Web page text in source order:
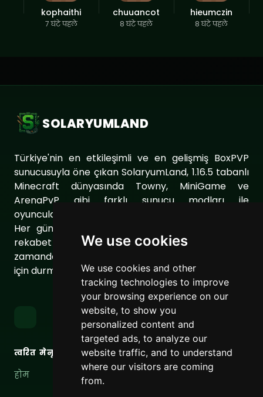
We use cookies
We use cookies and other
tracking technologies to improve
your browsing experience on our
website, to show you
personalized content and
targeted ads, to analyze our
website traffic, and to understand
where our visitors are coming
from.
kophaithi
7 घंटे पहले
chuuancot
8 घंटे पहले
hieumczin
8 घंटे पहले
SOLARYUMLAND
Türkiye'nin en etkileşimli ve en gelişmiş BoxPVP
sunucusuyla öne çıkan SolaryumLand, 1.16.5 tabanlı
Minecraft dünyasında Towny, MiniGame ve
ArenaPvP gibi farklı sunucu modları ile
oyuncularımıza eşsiz bir oyun deneyimi sunuyor.
Her gün sunucumuzu geliştirerek oyuncularımıza
rekabet dolu ve keyifli bir ortam sağlıyoruz. Aynı
zamanda topluluğumuzu daha da güçlendirmek
için durmaksızın çalışıyoruz.
त्वरित मेनू
होम
लिंक